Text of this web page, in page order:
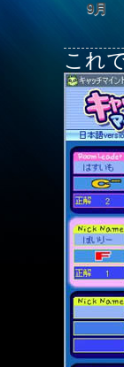
9月
これ